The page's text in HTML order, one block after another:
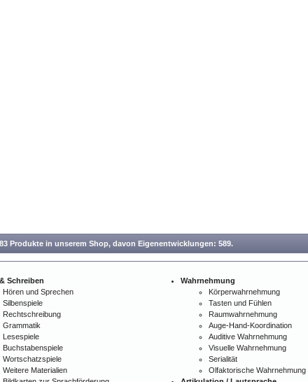
Produkte in unserem Shop, davon Eigenentwicklungen: 589.
Schreiben
Hören und Sprechen
Silbenspiele
Rechtschreibung
Grammatik
Lesespiele
Buchstabenspiele
Wortschatzspiele
Weitere Materialien
Wahrnehmung
Körperwahrnehmung
Tasten und Fühlen
Raumwahrnehmung
Auge-Hand-Koordination
Auditive Wahrnehmung
Visuelle Wahrnehmung
Serialität
Olfaktorische Wahrnehmung